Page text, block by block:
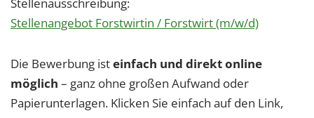
Stellenangebot Forstwirtin / Forstwirt (m/w/d)
Die Bewerbung isteinfach und direkt online
möglich – ganz ohne großen Aufwand oder
Papierunterlagen. Klicken Sie einfach auf den Link,